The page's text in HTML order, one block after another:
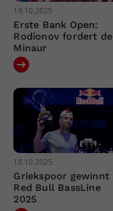
18.10.2025
Erste Bank Open:
Rodionov fordert de
Minaur
18.10.2025
Griekspoor gewinnt
Red Bull BassLine
2025